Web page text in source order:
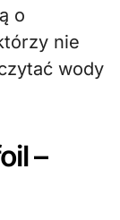
o
nie
wody
–